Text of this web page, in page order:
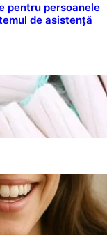
pentru persoanele
de asistență
analiză profundă
toxice
inima:
beneficiile